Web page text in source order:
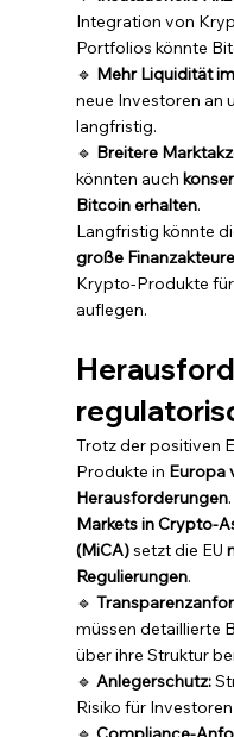
Integration von
Portfolios könnte
🔹 Mehr Liquidität
neue Investoren an
langfristig.
🔹 Breitere
könnten auch
Bitcoin erhalten.
Langfristig könnte
große
Krypto-Produkte
auflegen.
Trotz der positiven
Produkte in Europa
Herausforderungen
Markets in Crypto-
(MiCA) setzt die EU
Regulierungen.
🔹
müssen detaillierte
über ihre Struktur
🔹 Anlegerschutz:
Risiko für